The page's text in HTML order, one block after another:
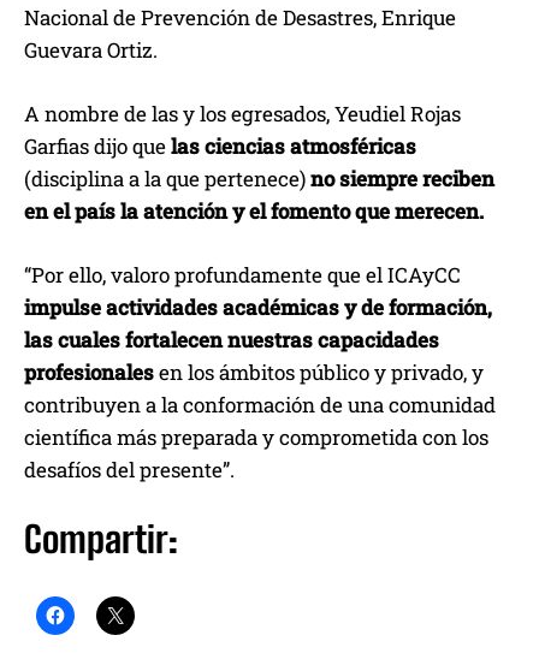
Nacional de Prevención de Desastres, Enrique
Guevara Ortiz.
A nombre de las y los egresados, Yeudiel Rojas
Garfias dijo quelas ciencias atmosféricas
(disciplina a la que pertenece)no siempre reciben
en el país la atención y el fomento que merecen.
“Por ello, valoro profundamente que el ICAyCC
impulse actividades académicas y de formación,
las cuales fortalecen nuestras capacidades
profesionalesen los ámbitos público y privado, y
contribuyen a la conformación de una comunidad
científica más preparada y comprometida con los
desafíos del presente”.
Compartir: